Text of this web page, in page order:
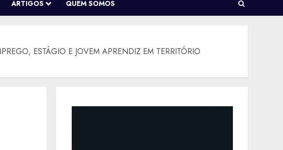
ARTIGOS QUEM SOMOS
ESTÁGIO E JOVEM APRENDIZ EM TERRITÓRIO